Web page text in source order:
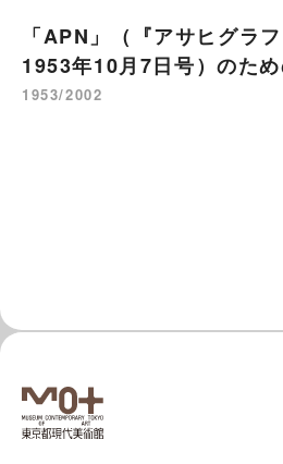
「APN」（『アサヒグラフ
1953年10月7日号）のた
1953/2002